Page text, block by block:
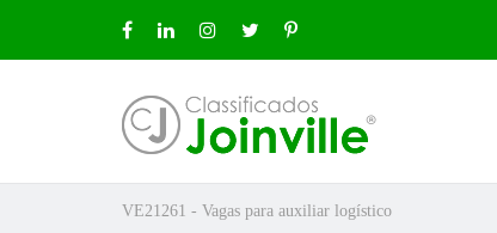
VE21261 - Vagas para auxiliar logístico